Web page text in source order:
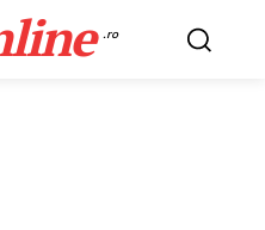
.ro